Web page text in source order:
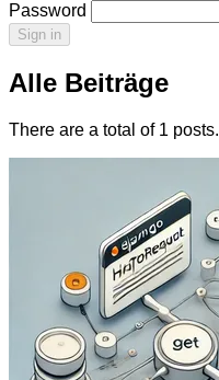
Password
Sign in
Alle Beiträge
There are a total of 1 posts.